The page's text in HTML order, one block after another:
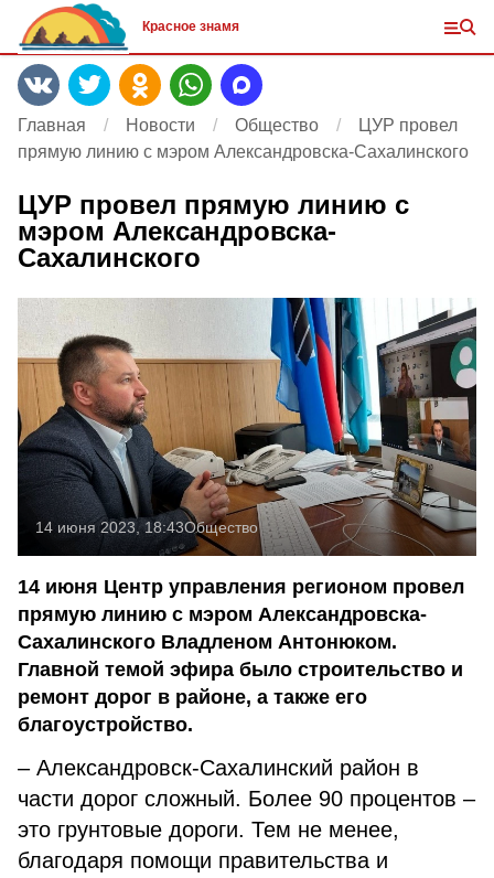
Красное знамя
Главная Новости Общество
ЦУР провел
прямую линию с мэром Александровска-Сахалинского
ЦУР провел прямую линию с
мэром Александровска-
Сахалинского
14 июня 2023, 18:43Общество
14 июня Центр управления регионом провел
прямую линию с мэром Александровска-
Сахалинского Владленом Антонюком.
Главной темой эфира было строительство и
ремонт дорог в районе, а также его
благоустройство.
– Александровск-Сахалинский район в
части дорог сложный. Более 90 процентов –
это грунтовые дороги. Тем не менее,
благодаря помощи правительства и